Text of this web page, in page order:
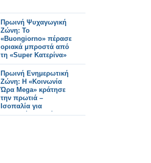
Πρωινή Ψυχαγωγική
Ζώνη: Το
«Buongiorno» πέρασε
οριακά μπροστά από
τη «Super Κατερίνα»
Πρωινή Ενημερωτική
Ζώνη: Η «Κοινωνία
Ώρα Mega» κράτησε
την πρωτιά –
Ισοπαλία για
«Καλημέρα Ελλάδα»